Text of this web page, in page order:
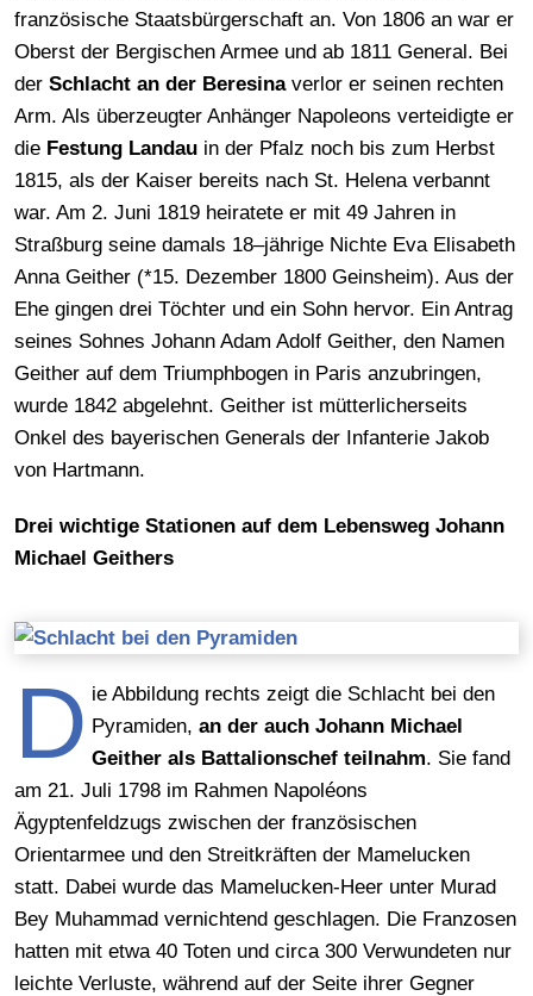
französische Staatsbürgerschaft an. Von 1806 an war er
Oberst der Bergischen Armee und ab 1811 General. Bei
der Schlacht an der Beresinaverlor er seinen rechten
Arm. Als überzeugter Anhänger Napoleons verteidigte er
die Festung Landau in der Pfalz noch bis zum Herbst
1815, als der Kaiser bereits nach St. Helena verbannt
war. Am 2. Juni 1819 heiratete er mit 49 Jahren in
Straßburg seine damals 18–jährige Nichte Eva Elisabeth
Anna Geither (*15. Dezember 1800 Geinsheim). Aus der
Ehe gingen drei Töchter und ein Sohn hervor. Ein Antrag
seines Sohnes Johann Adam Adolf Geither, den Namen
Geither auf dem Triumphbogen in Paris anzubringen,
wurde 1842 abgelehnt. Geither ist mütterlicherseits
Onkel des bayerischen Generals der Infanterie Jakob
von Hartmann.
Drei wichtige Stationen auf dem Lebensweg Johann
Michael Geithers
D ie Abbildung rechts zeigt die Schlacht bei den
Pyramiden,an der auch Johann Michael
Geither als Battalionschef teilnahm. Sie fand
am 21. Juli 1798 im Rahmen Napoléons
Ägyptenfeldzugs zwischen der französischen
Orientarmee und den Streitkräften der Mamelucken
statt. Dabei wurde das Mamelucken-Heer unter Murad
Bey Muhammad vernichtend geschlagen. Die Franzosen
hatten mit etwa 40 Toten und circa 300 Verwundeten nur
leichte Verluste, während auf der Seite ihrer Gegner